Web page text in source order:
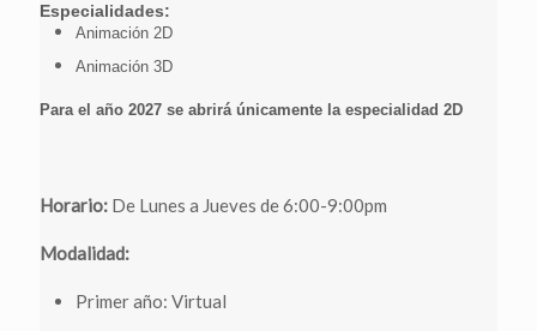
Especialidades:
Animación 2D
Animación 3D
Para el año 2027 se abrirá únicamente la especialidad 2D
Horario: De Lunes a Jueves de 6:00-9:00pm
Modalidad:
Primer año: Virtual